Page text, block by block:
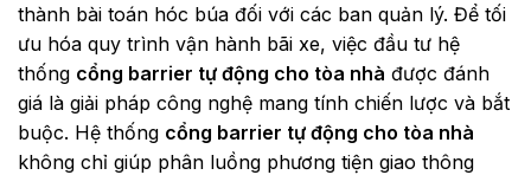
thành bài toán hóc búa đối với các ban quản lý. Để tối
ưu hóa quy trình vận hành bãi xe, việc đầu tư hệ
thống cổng barrier tự động cho tòa nhà được đánh
giá là giải pháp công nghệ mang tính chiến lược và bắt
buộc. Hệ thống cổng barrier tự động cho tòa nhà
không chỉ giúp phân luồng phương tiện giao thông